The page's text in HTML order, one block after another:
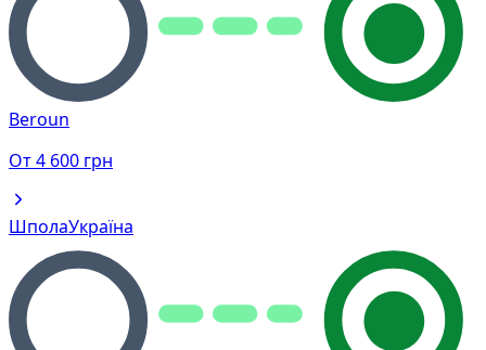
Beroun
От4 600 грн
ШполаУкраїна